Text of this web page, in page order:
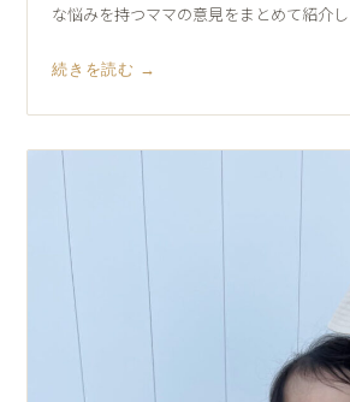
な悩みを持つママの意見をまとめて紹介
続きを読む →